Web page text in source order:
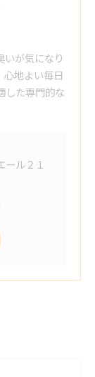
いが気になり
地よい毎日
した専門的な
ール２１